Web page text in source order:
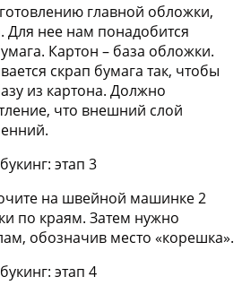
главной обложки,
Для нее нам понадобится
Картон – база обложки.
скрап бумага так, чтобы
из картона. Должно
что внешний слой
на швейной машинке 2
по краям. Затем нужно
обозначив место «корешка».